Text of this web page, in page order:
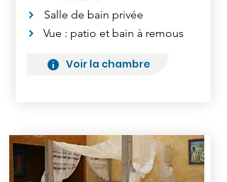
Salle de bain privée
Vue : patio et bain à remous
Voir la chambre